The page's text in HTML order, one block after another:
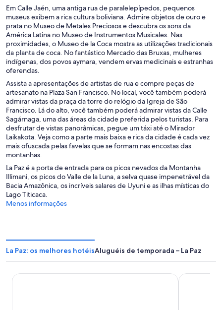
Em Calle Jaén, uma antiga rua de paralelepípedos, pequenos
museus exibem a rica cultura boliviana. Admire objetos de ouro e
prata no Museo de Metales Preciosos e descubra os sons da
América Latina no Museo de Instrumentos Musicales. Nas
proximidades, o Museo de la Coca mostra as utilizações tradicionais
da planta de coca. No fantástico Mercado das Bruxas, mulheres
indígenas, dos povos aymara, vendem ervas medicinais e estranhas
oferendas.
Assista a apresentações de artistas de rua e compre peças de
artesanato na Plaza San Francisco. No local, você também poderá
admirar vistas da praça da torre do relógio da Igreja de São
Francisco. Lá do alto, você também poderá admirar vistas da Calle
Sagárnaga, uma das áreas da cidade preferida pelos turistas. Para
desfrutar de vistas panorâmicas, pegue um táxi até o Mirador
Laikakota. Veja como a parte mais baixa e rica da cidade é cada vez
mais ofuscada pelas favelas que se formam nas encostas das
montanhas.
La Paz é a porta de entrada para os picos nevados da Montanha
Illimani, os picos do Valle de la Luna, a selva quase impenetrável da
Bacia Amazônica, os incríveis salares de Uyuni e as ilhas místicas do
Lago Titicaca.
Menos informações
La Paz: os melhores hotéisAluguéis de temporada – La Paz
DREAM By Stannum Hotel Stannum